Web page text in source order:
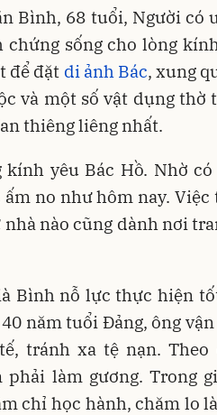
Bình, 68 tuổi, Người có
sống cho lòng
để đặt di ảnh Bác, xung
và một số vật dụng thờ
thiêng liêng nhất.
yêu Bác Hồ. Nhờ
no như hôm nay. Việc
nào cũng dành nơi
Bình nỗ lực thực hiện
năm tuổi Đảng, ông
tránh xa tệ nạn. Theo
làm gương. Trong
chỉ học hành, chăm lo